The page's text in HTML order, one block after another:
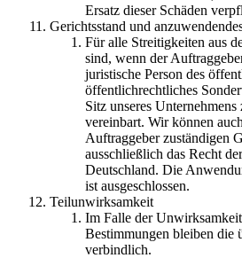
Ersatz dieser Schäden
Gerichtsstand und
Für alle Streitigkeiten aus
sind, wenn der
juristische Person des
öffentlichrechtliches
Sitz unseres
vereinbart. Wir können
Auftraggeber zuständigen
ausschließlich das Recht
Deutschland. Die
ist ausgeschlossen.
Teilunwirksamkeit
Im Falle der
Bestimmungen bleiben die
verbindlich.